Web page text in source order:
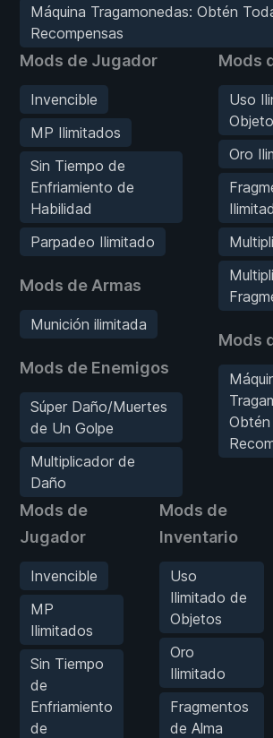
Máquina Tragamonedas: Obtén
Recompensas
Mods de Jugador
Invencible
MP Ilimitados
Sin Tiempo de
Enfriamiento de
Habilidad
Parpadeo Ilimitado
Mods de Armas
Munición ilimitada
Mods de Enemigos
Súper Daño/Muertes
de Un Golpe
Multiplicador de
Daño
Mods
Uso
Oro
Mods
Mods de
Jugador
Invencible
MP
Ilimitados
Sin Tiempo
de
Enfriamiento
de
Mods de
Inventario
Uso
Ilimitado de
Objetos
Oro
Ilimitado
Fragmentos
de Alma